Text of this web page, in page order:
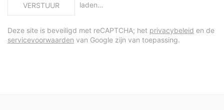
VERSTUUR laden…
Deze site is beveiligd met reCAPTCHA; het privacybeleid en de
servicevoorwaarden van Google zijn van toepassing.